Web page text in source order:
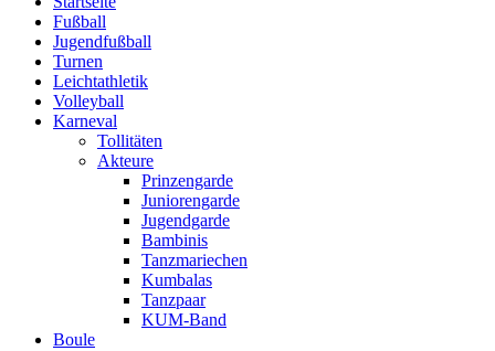
Fußball
Jugendfußball
Turnen
Leichtathletik
Volleyball
Karneval
Tollitäten
Akteure
Prinzengarde
Juniorengarde
Jugendgarde
Bambinis
Tanzmariechen
Kumbalas
Tanzpaar
KUM-Band
Boule